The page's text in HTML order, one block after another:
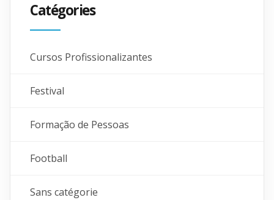
Catégories
Cursos Profissionalizantes
Festival
Formação de Pessoas
Football
Sans catégorie